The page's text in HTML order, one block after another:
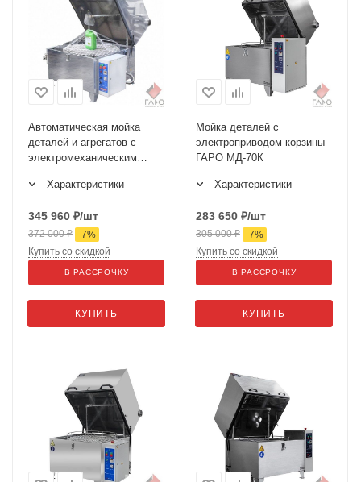
Автоматическая мойка
деталей и агрегатов с
электромеханическим
МД-90ЕХарактеристики
345 960 ₽/шт
372 000₽ -7%
КУПИТЬ
Купить со скидкой
В РАССРОЧКУ
Мойка деталей с
электроприводом корзины
ГАРО МД-70К
Характеристики
283 650 ₽/шт
305 000₽ -7%
КУПИТЬ
Купить со скидкой
В РАССРОЧКУ